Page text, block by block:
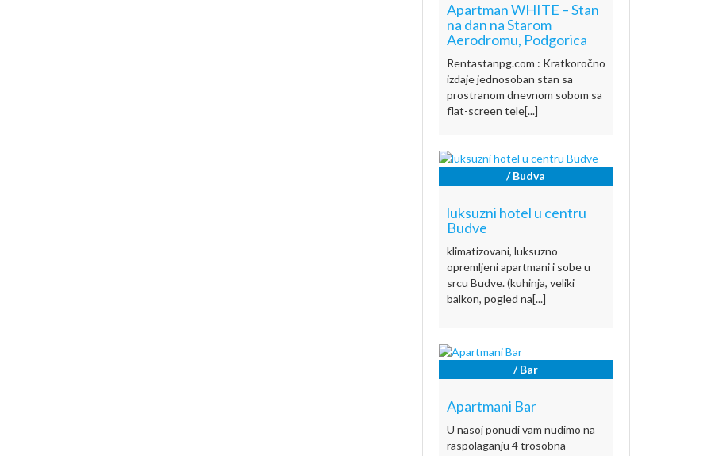
Apartman WHITE – Stan
na dan na Starom
Aerodromu, Podgorica
Rentastanpg.com : Kratkoročno
izdaje jednosoban stan sa
prostranom dnevnom sobom sa
flat-screen tele[...]
/ Budva
luksuzni hotel u centru
Budve
klimatizovani, luksuzno
opremljeni apartmani i sobe u
srcu Budve. (kuhinja, veliki
balkon, pogled na[...]
/ Bar
Apartmani Bar
U nasoj ponudi vam nudimo na
raspolaganju 4 trosobna